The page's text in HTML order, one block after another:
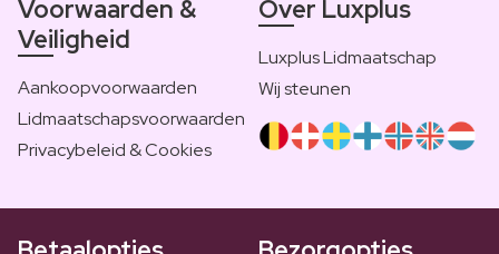
Voorwaarden &
Veiligheid
Aankoopvoorwaarden
Lidmaatschapsvoorwaarden
Privacybeleid & Cookies
Over Luxplus
Luxplus Lidmaatschap
Wij steunen